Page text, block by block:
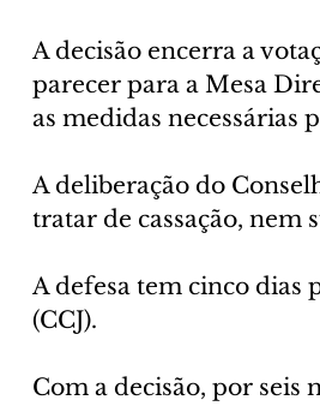
A decisão encerra a
parecer para a Mesa
as medidas necessárias
A deliberação do
tratar de cassação, nem
A defesa tem cinco dias
(CCJ).
Com a decisão, por seis